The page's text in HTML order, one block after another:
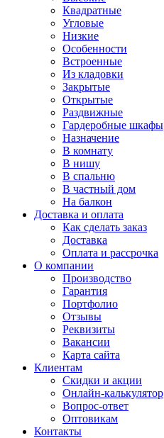
Квадратные
Угловые
Низкие
Особенности
Встроенные
Из кладовки
Закрытые
Открытые
Раздвижные
Гардеробные шкафы
Назначение
В комнату
В нишу
В спальню
В частный дом
На балкон
Доставка и оплата
Как сделать заказ
Доставка
Оплата и рассрочка
О компании
Производство
Гарантия
Портфолио
Отзывы
Реквизиты
Вакансии
Карта сайта
Клиентам
Скидки и акции
Онлайн-калькулятор
Вопрос-ответ
Оптовикам
Контакты